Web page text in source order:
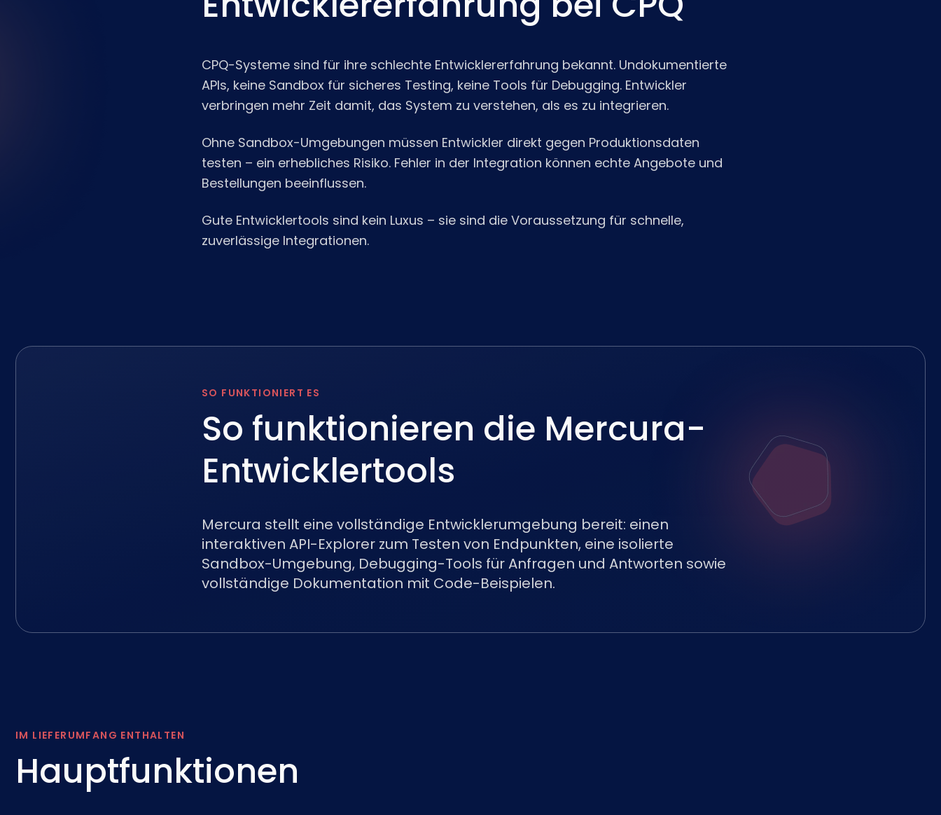
CPQ-Systeme sind für ihre schlechte Entwicklererfahrung bekannt. Undokumentierte
APIs, keine Sandbox für sicheres Testing, keine Tools für Debugging. Entwickler
verbringen mehr Zeit damit, das System zu verstehen, als es zu integrieren.
Ohne Sandbox-Umgebungen müssen Entwickler direkt gegen Produktionsdaten
testen – ein erhebliches Risiko. Fehler in der Integration können echte Angebote und
Bestellungen beeinflussen.
Gute Entwicklertools sind kein Luxus – sie sind die Voraussetzung für schnelle,
zuverlässige Integrationen.
SO FUNKTIONIERT ES
So funktionieren die Mercura-
Entwicklertools
Mercura stellt eine vollständige Entwicklerumgebung bereit: einen
interaktiven API-Explorer zum Testen von Endpunkten, eine isolierte
Sandbox-Umgebung, Debugging-Tools für Anfragen und Antworten sowie
vollständige Dokumentation mit Code-Beispielen.
IM LIEFERUMFANG ENTHALTEN
Hauptfunktionen